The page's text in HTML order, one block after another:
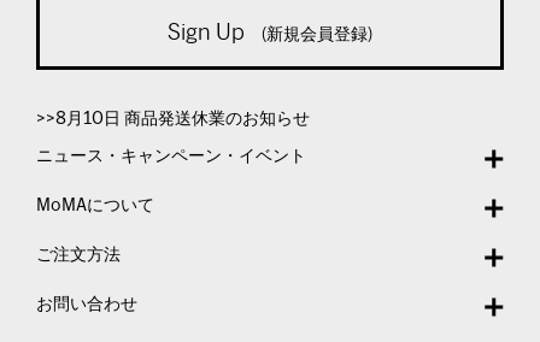
Sign Up (新規会員登録)
>>8月10日 商品発送休業のお知らせ
ニュース・キャンペーン・イベント
MoMAについて
ご注文方法
お問い合わせ